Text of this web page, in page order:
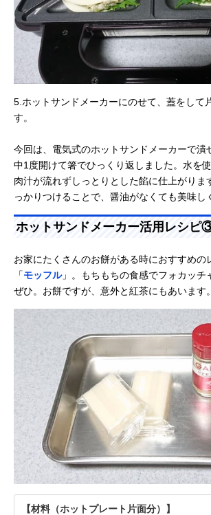
5.ホットサンドメーカーにのせて、蓋をして
す。
今回は、電気式のホットサンドメーカーで潰
中1度開けて箸でひっくり返しました。水を
肉汁が流れずしっとりとした餡に仕上がりま
っかりつけることで、醤油がなくても美味し
ホットサンドメーカー活用レシピ
お家にたくさんのお餅がある時におすすめの
「モッフル」。もちもちの食感でフォカッチ
ぜひ。お餅ですが、意外と紅茶にもあいます。
【材料（ホットプレート片面分）】